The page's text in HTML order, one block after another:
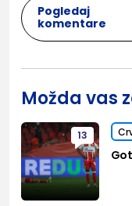
Pogledaj
komentare
Možda vas
13